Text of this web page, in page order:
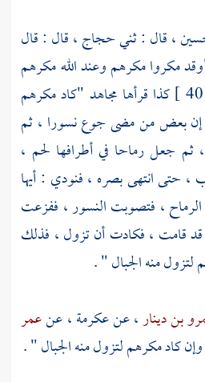
، قال : ثنيحجاج، قال : قال
مكروا مكرهم وعند الله مكرهم
كذا قرأها مجاهد "كاد مكرهم
: إن بعض من مضى جوع نسورا ، ثم
ثم جعل رماحا في أطرافها لحم ،
حتى انتهى بصره ، فنودي : أيها
، فتصوبت النسور ، ففزعت
قد قامت ، فكادت أن تزول ، فذلك
لتزول منه الجبال " .
بن دينار، عنعكرمة، عنعمر
وإن كاد مكرهم لتزول منه الجبال " .